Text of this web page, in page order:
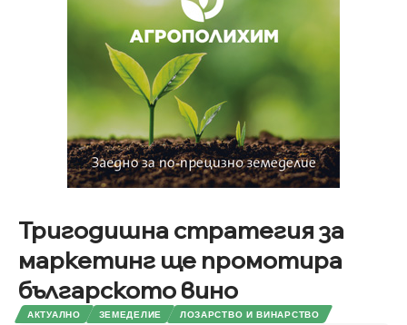
Тригодишна стратегия за
маркетинг ще промотира
българското вино
АКТУАЛНО ЗЕМЕДЕЛИЕ ЛОЗАРСТВО И ВИНАРСТВО